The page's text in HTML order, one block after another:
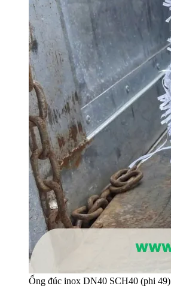
Ống đúc inox DN40 SCH40 (phi 49)